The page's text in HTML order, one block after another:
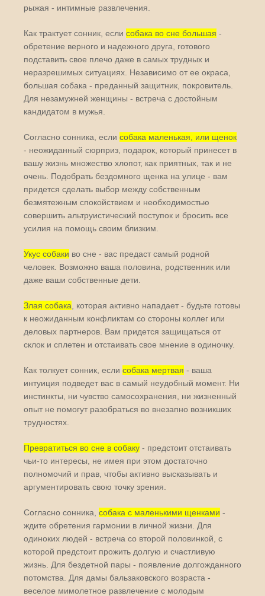
рыжая - интимные развлечения.
Как трактует сонник, если собака во сне большая -
обретение верного и надежного друга, готового
подставить свое плечо даже в самых трудных и
неразрешимых ситуациях. Независимо от ее окраса,
большая собака - преданный защитник, покровитель.
Для незамужней женщины - встреча с достойным
кандидатом в мужья.
Согласно сонника, если собака маленькая, или щенок
- неожиданный сюрприз, подарок, который принесет в
вашу жизнь множество хлопот, как приятных, так и не
очень. Подобрать бездомного щенка на улице - вам
придется сделать выбор между собственным
безмятежным спокойствием и необходимостью
совершить альтруистический поступок и бросить все
усилия на помощь своим близким.
Укус собаки во сне - вас предаст самый родной
человек. Возможно ваша половина, родственник или
даже ваши собственные дети.
Злая собака , которая активно нападает - будьте готовы
к неожиданным конфликтам со стороны коллег или
деловых партнеров. Вам придется защищаться от
склок и сплетен и отстаивать свое мнение в одиночку.
Как толкует сонник, если собака мертвая - ваша
интуиция подведет вас в самый неудобный момент. Ни
инстинкты, ни чувство самосохранения, ни жизненный
опыт не помогут разобраться во внезапно возникших
трудностях.
Превратиться во сне в собаку - предстоит отстаивать
чьи-то интересы, не имея при этом достаточно
полномочий и прав, чтобы активно высказывать и
аргументировать свою точку зрения.
Согласно сонника, собака с маленькими щенками -
ждите обретения гармонии в личной жизни. Для
одиноких людей - встреча со второй половинкой, с
которой предстоит прожить долгую и счастливую
жизнь. Для бездетной пары - появление долгожданного
потомства. Для дамы бальзаковского возраста -
веселое мимолетное развлечение с молодым